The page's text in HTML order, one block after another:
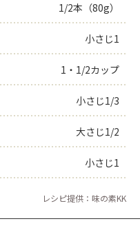
1/2本（80g）
小さじ1
1・1/2カップ
小さじ1/3
大さじ1/2
小さじ1
レシピ提供：味の素KK